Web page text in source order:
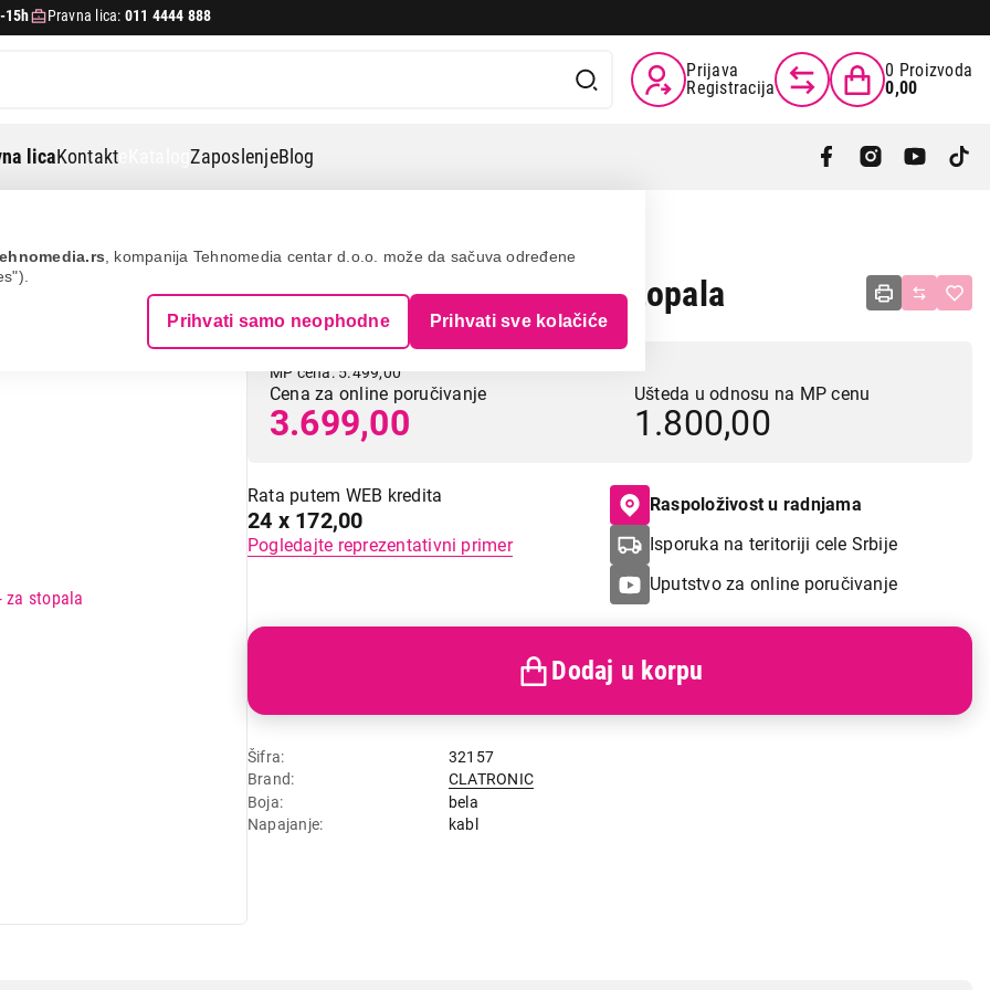
, kompanija Tehnomedia centar d.o.o. može da sačuva određene
Prihvati samo neophodne Prihvati sve kolačiće
15h Pravna lica: 011 4444 888
Prijava
Registracija
0 Proizvoda
0,00
licaKontakt eKatalogZaposlenjeBlog
CLATRONIC FM 3389 - za stopala
MP cena: 5.499,00
Cena za online poručivanje
3.699,00
Ušteda u odnosu na MP cenu
1.800,00
Rata putem WEB kredita
24 x 172,00
Pogledajte reprezentativni primer
Raspoloživost u radnjama
Isporuka na teritoriji cele Srbije
Uputstvo za online poručivanje
Šifra
32157
Brand
CLATRONIC
Boja
bela
Napajanje
kabl
Dodaj u korpu